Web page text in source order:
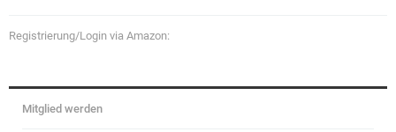
Registrierung/Login via Amazon:
Mitglied werden